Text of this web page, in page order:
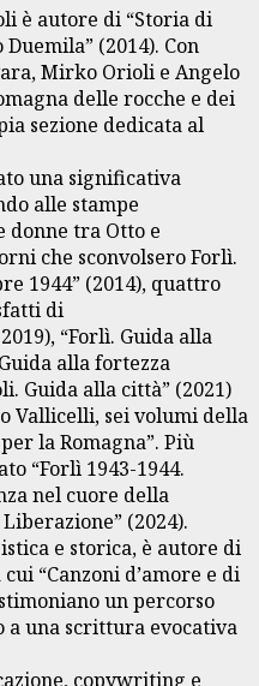
è autore di “Storia di
(2014). Con
Mirko Orioli e Angelo
delle rocche e dei
sezione dedicata al
una significativa
alle stampe
donne tra Otto e
che sconvolsero Forlì.
1944” (2014), quattro
di
“Forlì. Guida alla
alla fortezza
Guida alla città” (2021)
Vallicelli, sei volumi della
la Romagna”. Più
“Forlì 1943-1944.
nel cuore della
(2024).
e storica, è autore di
“Canzoni d’amore e di
un percorso
a una scrittura evocativa
copywriting e